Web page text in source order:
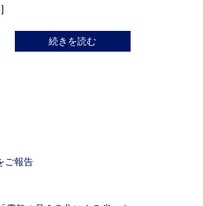
続きを読む
ご報告